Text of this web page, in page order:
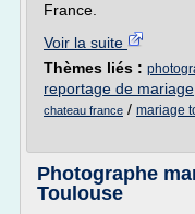
France.
Voir la suite
Thèmes liés :
reportage de mariage
chateau france / mariage
Photographe
Toulouse